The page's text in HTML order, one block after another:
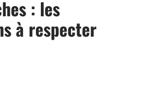
: les
à respecter